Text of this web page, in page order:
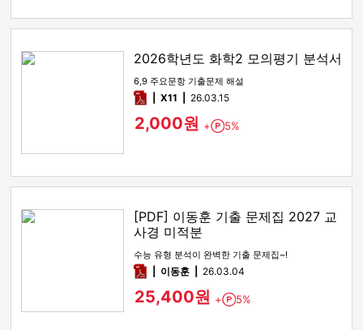
2026학년도 화학2 모의평기 분석서
6,9 주요문항 기출문제 해설
pdfX11 26.03.15
2,000원 + Point
5%
[PDF] 이동훈 기출 문제집 2027 교
사경 미적분
수능 유형 분석이 완벽한 기출 문제집~!
pdf이동훈 26.03.04
25,400원 + Point
5%